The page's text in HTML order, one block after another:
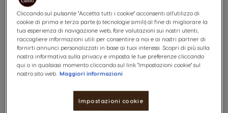
Lista Dei Desideri
Lista Desideri
Cliccando sul pulsante "Accetta tutti i cookie" acconsenti all'utilizzo di
cookie di prima e terza parte (o tecnologie simili) al fine di migliorare la
tua esperienza di navigazione web, fare valutazioni sui nostri utenti,
raccogliere informazioni utili per consentire a noi e ai nostri partner di
fornirti annunci personalizzati in base ai tuoi interessi. Scopri di più sulla
nostra informativa sulla privacy e imposta le tue preferenze cliccando
qui o in qualsiasi momento cliccando sul link "Impostazioni cookie" sul
nostro sito web. Maggiori informazioni
Impostazioni cookie